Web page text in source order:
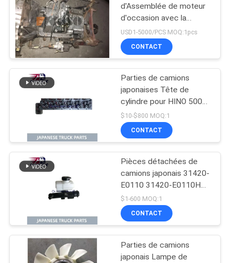
d'Assemblée de moteur
d'occasion avec la
transmission pour la
bonne condition de la
gamme J08CT de HINO
USD1-5000/PCS MOQ:1pcs
CONTACT
Parties de camions
japonaises Tête de
cylindre pour HINO 500
RANGER J08C-UJ
J08CT OEM 11101-
E0541
$10-$800 MOQ:1
CONTACT
Pièces détachées de
camions japonais 31420-
E0110 31420-E0110HP
Bouteille principale
d'embrayage pour HINO
500 J08E
$1-600 MOQ:1
CONTACT
Parties de camions
japonais Lampe de